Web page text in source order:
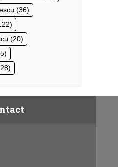
(36)
(20)